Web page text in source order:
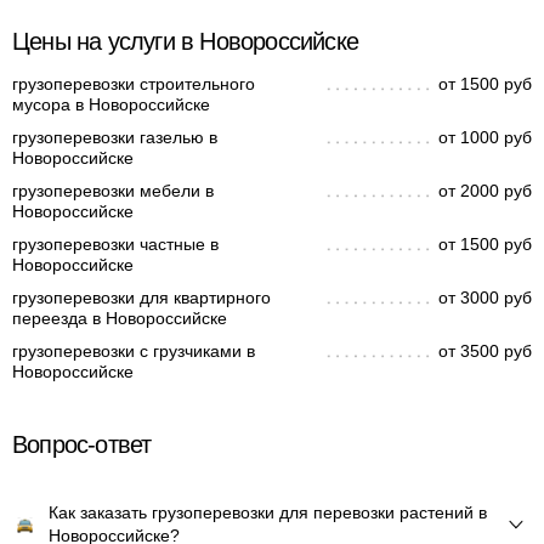
Цены на услуги в Новороссийске
грузоперевозки строительного
мусора в Новороссийске
от 1500 руб
грузоперевозки газелью в
Новороссийске
от 1000 руб
грузоперевозки мебели в
Новороссийске
от 2000 руб
грузоперевозки частные в
Новороссийске
от 1500 руб
грузоперевозки для квартирного
переезда в Новороссийске
от 3000 руб
грузоперевозки с грузчиками в
Новороссийске
от 3500 руб
Вопрос-ответ
Как заказать грузоперевозки для перевозки растений в
Новороссийске?